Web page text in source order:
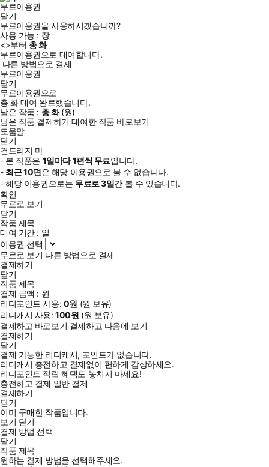
무료이용권
닫기
무료이용권을 사용하시겠습니까?
사용 가능 : 장
<>부터 총화
무료이용권으로 대여합니다.
다른 방법으로 결제
무료이용권
닫기
무료이용권으로
총 화대여 완료했습니다.
남은 작품 : 총화(원)
남은 작품 결제하기 대여한 작품 바로보기
도움말
닫기
건드리지 마
- 본 작품은 1일마다1편씩 무료입니다.
- 최근10편은 해당 이용권으로 볼 수 없습니다.
- 해당 이용권으로는 무료로3일간볼 수 있습니다.
확인
무료로 보기
닫기
작품 제목
대여 기간 : 일
이용권 선택
무료로 보기 다른 방법으로 결제
결제하기
닫기
작품 제목
결제 금액 : 원
리디포인트 사용: 0원 (원 보유)
리디캐시 사용:100원 (원 보유)
결제하고 바로보기 결제하고 다음에 보기
결제하기
닫기
결제 가능한 리디캐시, 포인트가 없습니다.
리디캐시 충전하고 결제없이 편하게 감상하세요.
리디포인트 적립 혜택도 놓치지 마세요!
충전하고 결제 일반 결제
결제하기
닫기
이미 구매한 작품입니다.
보기 닫기
결제 방법 선택
닫기
작품 제목
원하는 결제 방법을 선택해주세요.